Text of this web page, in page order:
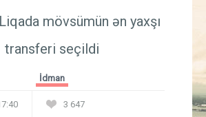
İqtisadiyyat
mövsümün ən yaxşı
transferi seçildi
İdman
3 647